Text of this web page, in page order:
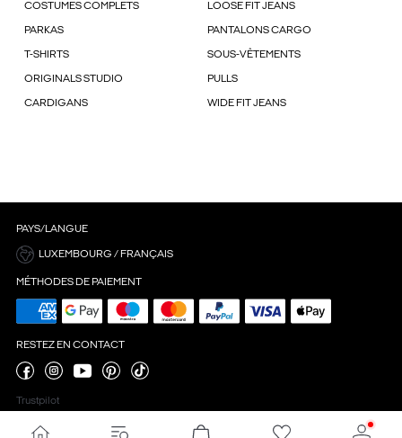
COSTUMES COMPLETS LOOSE FIT JEANS
PARKAS PANTALONS CARGO
T-SHIRTS SOUS-VÊTEMENTS
ORIGINALS STUDIO PULLS
CARDIGANS WIDE FIT JEANS
PAYS/LANGUE
LUXEMBOURG / FRANÇAIS
MÉTHODES DE PAIEMENT
RESTEZ EN CONTACT
Trustpilot